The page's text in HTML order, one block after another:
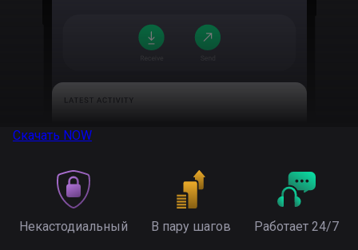
Скачать NOW
Некастодиальный В пару шагов Работает 24/7